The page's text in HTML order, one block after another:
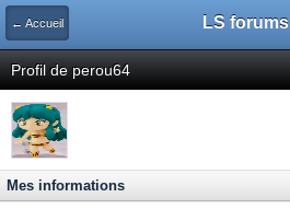
← Accueil LS forums
Profil de perou64
Mes informations